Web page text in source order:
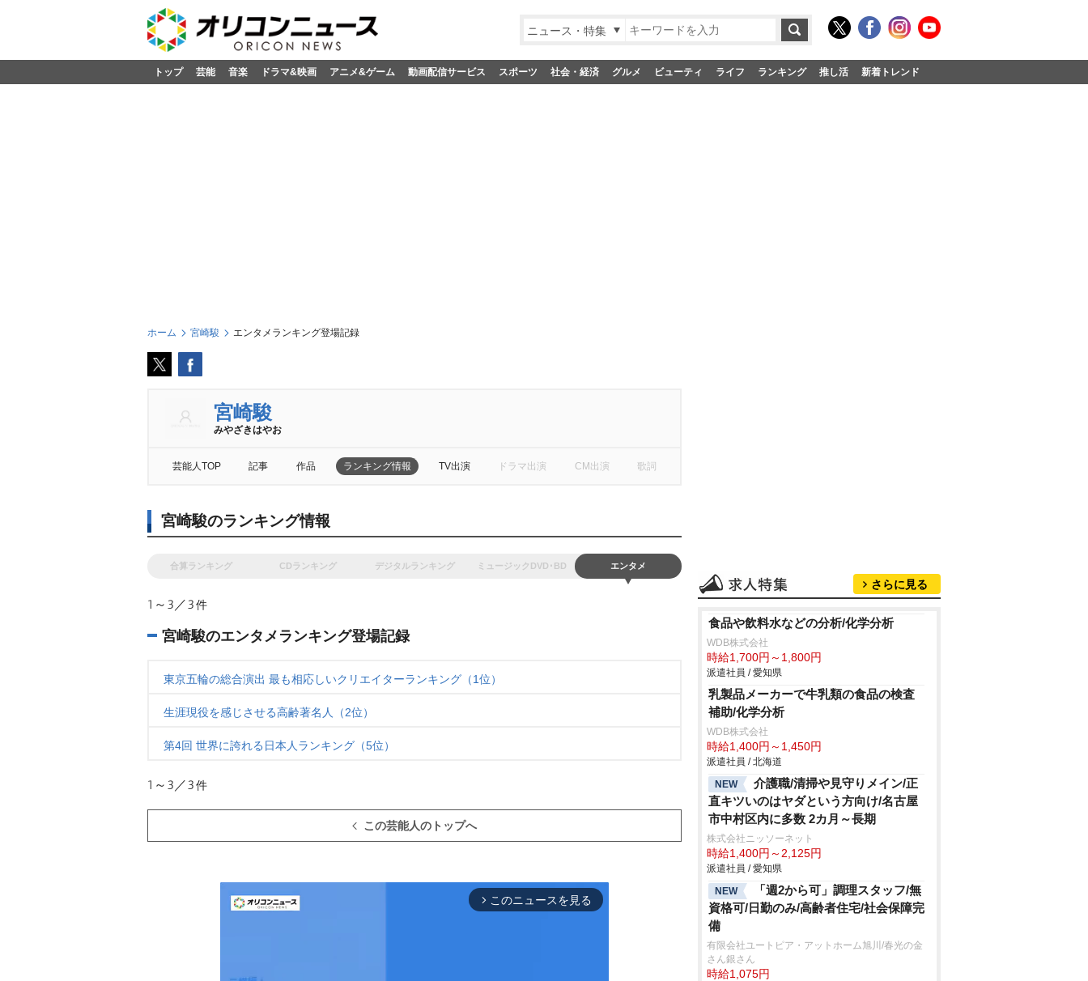
ニュース・特集
トップ 芸能 音楽 ドラマ&映画 アニメ&ゲーム 動画配信サービス スポーツ 社会・経済 グルメ ビューティ ライフ ランキング 推し活 新着トレンド
ホーム 宮崎駿 エンタメランキング登場記録
宮崎駿
みやざきはやお
芸能人TOP 記事 作品 ランキング情報 TV出演 ドラマ出演 CM出演 歌詞
宮崎駿のランキング情報
合算ランキング CDランキング デジタルランキング ミュージックDVD･BD エンタメ
1～3／3件
宮崎駿のエンタメランキング登場記録
東京五輪の総合演出 最も相応しいクリエイターランキング（1位）
生涯現役を感じさせる高齢著名人（2位）
第4回 世界に誇れる日本人ランキング（5位）
1～3／3件
この芸能人のトップへ
arrow_forward_ios このニュースを見る
さらに見る
食品や飲料水などの分析/化学分析
WDB株式会社
時給1,700円～1,800円
派遣社員 / 愛知県
乳製品メーカーで牛乳類の食品の検査
補助/化学分析
WDB株式会社
時給1,400円～1,450円
派遣社員 / 北海道
NEW
介護職/清掃や見守りメイン/正
直キツいのはヤダという方向け/名古屋
市中村区内に多数 2カ月～長期
株式会社ニッソーネット
時給1,400円～2,125円
派遣社員 / 愛知県
NEW
「週2から可」調理スタッフ/無
資格可/日勤のみ/高齢者住宅/社会保障完
備
有限会社ユートピア・アットホーム旭川/春光の金
さん銀さん
時給1,075円